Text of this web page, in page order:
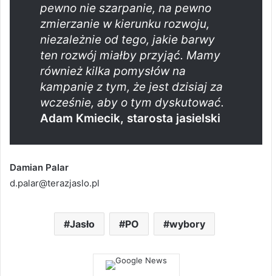
pewno nie szarpanie, na pewno
zmierzanie w kierunku rozwoju,
niezależnie od tego, jakie barwy
ten rozwój miałby przyjąć. Mamy
również kilka pomysłów na
kampanię z tym, że jest dzisiaj za
wcześnie, aby o tym dyskutować.
Adam Kmiecik, starosta jasielski
Damian Palar
d.palar@terazjaslo.pl
Jasło PO wybory